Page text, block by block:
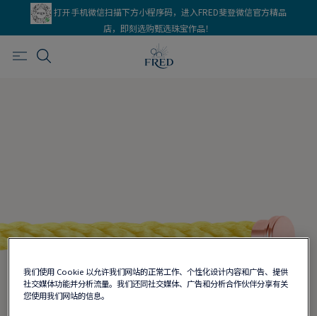
打开手机微信扫描下方小程序码，进入FRED斐登微信官方精品
店，即刻选购甄选珠宝作品！
我们使用 Cookie 以允许我们网站的正常工作、个性化设计内容和广告、提供
社交媒体功能并分析流量。我们还同社交媒体、广告和分析合作伙伴分享有关
您使用我们网站的信息。